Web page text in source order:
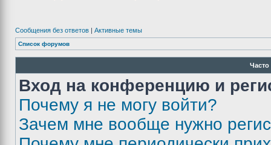
Сообщения без ответов | Активные темы
Список форумов
Вход на конференцию и
Почему я не могу войти?
Зачем мне вообще нужно